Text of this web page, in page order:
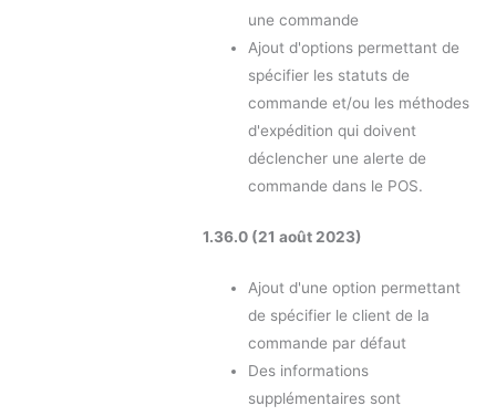
une commande
Ajout d'options permettant de
spécifier les statuts de
commande et/ou les méthodes
d'expédition qui doivent
déclencher une alerte de
commande dans le POS.
1.36.0 (21 août 2023)
Ajout d'une option permettant
de spécifier le client de la
commande par défaut
Des informations
supplémentaires sont